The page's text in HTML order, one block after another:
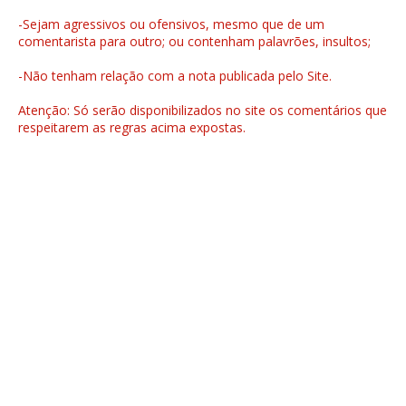
-Sejam agressivos ou ofensivos, mesmo que de um
comentarista para outro; ou contenham palavrões, insultos;
-Não tenham relação com a nota publicada pelo Site.
Atenção: Só serão disponibilizados no site os comentários que
respeitarem as regras acima expostas.